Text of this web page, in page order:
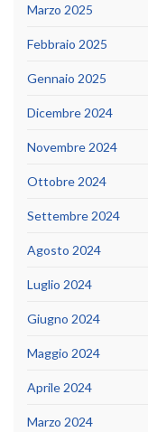
Marzo 2025
Febbraio 2025
Gennaio 2025
Dicembre 2024
Novembre 2024
Ottobre 2024
Settembre 2024
Agosto 2024
Luglio 2024
Giugno 2024
Maggio 2024
Aprile 2024
Marzo 2024